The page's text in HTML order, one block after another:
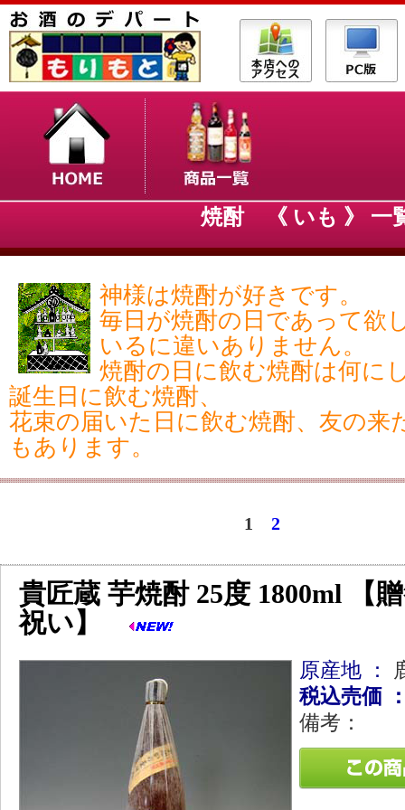
焼酎 《 いも 》 一
神様は焼酎が好きです。
毎日が焼酎の日であって欲
いるに違いありません。
焼酎の日に飲む焼酎は何に
誕生日に飲む焼酎、
花束の届いた日に飲む焼酎、友の来
もあります。
1 2
貴匠蔵 芋焼酎 25度 1800ml 【
祝い】
原産地 ：
税込売価
備考：